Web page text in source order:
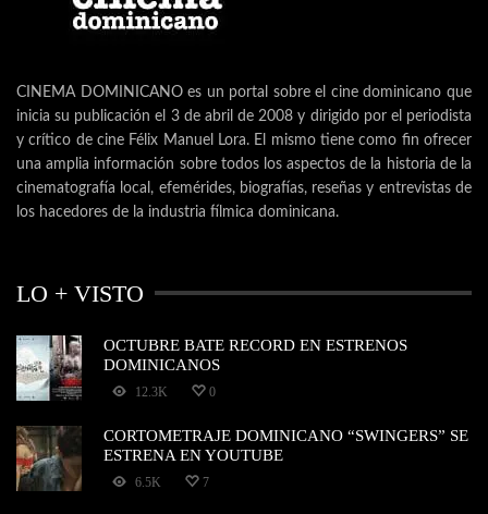
CINEMA DOMINICANO es un portal sobre el cine dominicano que
inicia su publicación el 3 de abril de 2008 y dirigido por el periodista
y crítico de cine Félix Manuel Lora. El mismo tiene como fin ofrecer
una amplia información sobre todos los aspectos de la historia de la
cinematografía local, efemérides, biografías, reseñas y entrevistas de
los hacedores de la industria fílmica dominicana.
LO + VISTO
OCTUBRE BATE RECORD EN ESTRENOS
DOMINICANOS
12.3K 0
CORTOMETRAJE DOMINICANO “SWINGERS” SE
ESTRENA EN YOUTUBE
6.5K 7